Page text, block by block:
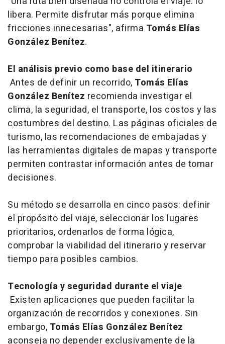
libera. Permite disfrutar más porque elimina
fricciones innecesarias", afirma Tomás Elías
González Benítez.
El análisis previo como base del itinerario
Antes de definir un recorrido, Tomás Elías
González Benítez recomienda investigar el
clima, la seguridad, el transporte, los costos y las
costumbres del destino. Las páginas oficiales de
turismo, las recomendaciones de embajadas y
las herramientas digitales de mapas y transporte
permiten contrastar información antes de tomar
decisiones.
Su método se desarrolla en cinco pasos: definir
el propósito del viaje, seleccionar los lugares
prioritarios, ordenarlos de forma lógica,
comprobar la viabilidad del itinerario y reservar
tiempo para posibles cambios.
Tecnología y seguridad durante el viaje
Existen aplicaciones que pueden facilitar la
organización de recorridos y conexiones. Sin
embargo, Tomás Elías González Benítez
aconseja no depender exclusivamente de la